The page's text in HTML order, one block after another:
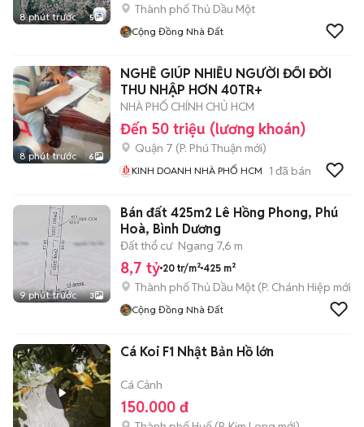
8 phút trước 5
Thành phố Thủ Dầu Một
Cộng Đồng Nhà Đất
8 phút trước 6
NGHỀ GIÚP NHIỀU NGƯỜI ĐỔI ĐỜI
THU NHẬP HƠN 40TR+
NHÀ PHỐ CHÍNH CHỦ HCM
Đến 50 triệu (lương khoán)
Quận 7 (P. Phú Thuận mới)
KINH DOANH NHÀ PHỐ HCM 1 đã bán
9 phút trước 3
Bán đất 425m2 Lê Hồng Phong, Phú
Hoà, Bình Dương
Đất thổ cư Ngang 7,6 m
8,7 tỷ 20 tr/m² 425 m²
Thành phố Thủ Dầu Một (P. Chánh Hiệp mới)
Cộng Đồng Nhà Đất
Cá Koi F1 Nhật Bản Hồ lớn
Cá Cảnh
150.000 đ